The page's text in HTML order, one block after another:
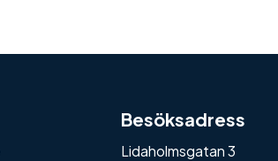
Besöksadress
Lidaholmsgatan 3